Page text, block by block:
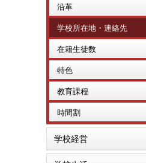
沿革
学校所在地・連絡先
在籍生徒数
特色
教育課程
時間割
学校経営